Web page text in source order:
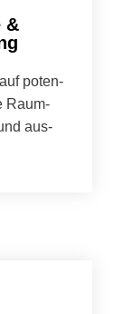
&
poten­
Raum­
aus­